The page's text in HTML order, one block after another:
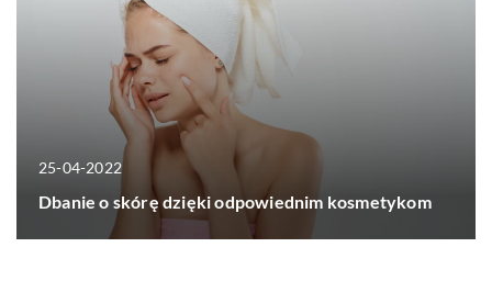
25-04-2022
Dbanie o skórę dzięki odpowiednim kosmetykom